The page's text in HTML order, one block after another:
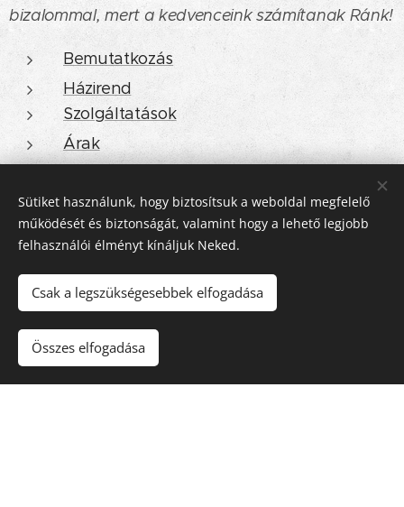
bizalommal, mert a kedvenceink számítanak Ránk!
Bemutatkozás
Házirend
Szolgáltatások
Árak
Referencia
Blog
Ultrahangos fogkő-eltávolítás
Sütiket használunk, hogy biztosítsuk a weboldal megfelelő
működését és biztonságát, valamint hogy a lehető legjobb
felhasználói élményt kínáljuk Neked.
Csak a legszükségesebbek elfogadása
Összes elfogadása